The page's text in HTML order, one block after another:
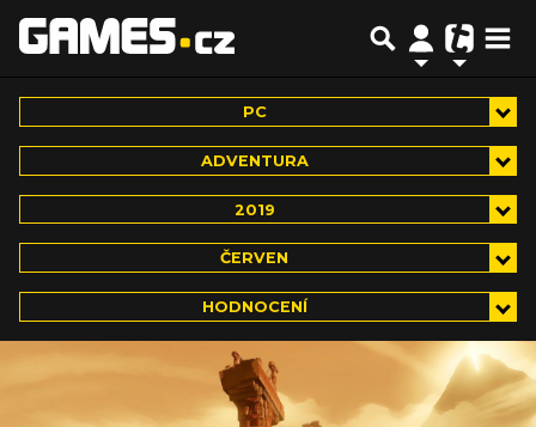
PC
ADVENTURA
2019
ČERVEN
HODNOCENÍ